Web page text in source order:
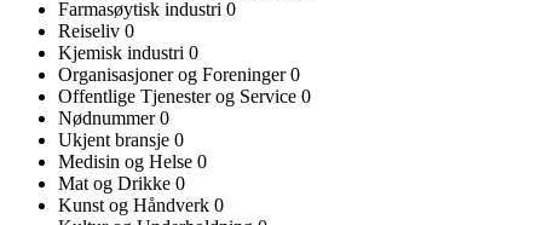
Farmasøytisk industri 0
Reiseliv 0
Kjemisk industri 0
Organisasjoner og Foreninger0
Offentlige Tjenester og Service 0
Nødnummer0
Ukjent bransje 0
Medisin og Helse 0
Mat og Drikke 0
Kunst og Håndverk 0